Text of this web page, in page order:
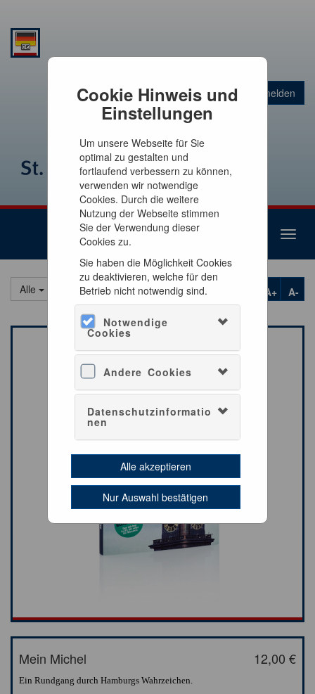
Cookie Hinweis und
Einstellungen
Um unsere Webseite für Sie
optimal zu gestalten und
fortlaufend verbessern zu können,
verwenden wir notwendige
Cookies. Durch die weitere
Nutzung der Webseite stimmen
Sie der Verwendung dieser
Cookies zu.
Sie haben die Möglichkeit Cookies
zu deaktivieren, welche für den
Betrieb nicht notwendig sind.
Notwendige
Cookies
Andere Cookies
Datenschutzinformatio
nen
Alle akzeptieren
Nur Auswahl bestätigen
Warenkorb
0 Artikel 0,00 €
Anmelden
Alle A-
A+
12,00 €
Mein Michel
Ein Rundgang durch Hamburgs Wahrzeichen.